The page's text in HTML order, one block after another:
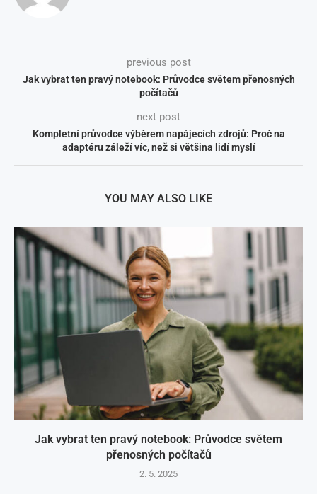
previous post
Jak vybrat ten pravý notebook: Průvodce světem přenosných
počítačů
next post
Kompletní průvodce výběrem napájecích zdrojů: Proč na
adaptéru záleží víc, než si většina lidí myslí
YOU MAY ALSO LIKE
Jak vybrat ten pravý notebook: Průvodce světem
přenosných počítačů
2. 5. 2025